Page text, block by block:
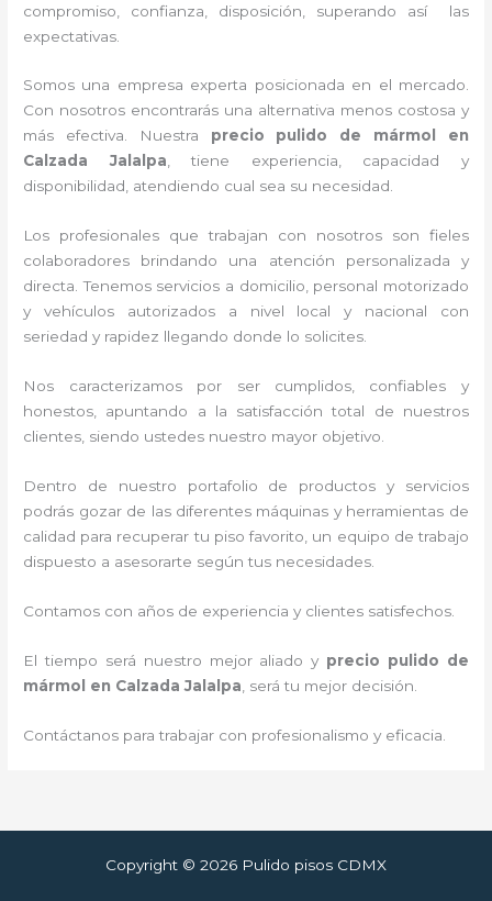
compromiso, confianza, disposición, superando así las
expectativas.
Somos una empresa experta posicionada en el mercado.
Con nosotros encontrarás una alternativa menos costosa y
más efectiva. Nuestra precio pulido de mármol
en
Calzada Jalalpa, tiene experiencia, capacidad y
disponibilidad, atendiendo cual sea su necesidad.
Los profesionales que trabajan con nosotros son fieles
colaboradores brindando una atención personalizada y
directa.Tenemos servicios a domicilio, personal motorizado
y vehículos autorizados a nivel local y nacional con
seriedad y rapidez llegando donde lo solicites.
Nos caracterizamos por ser cumplidos, confiables y
honestos, apuntando a la satisfacción total de nuestros
clientes, siendo ustedes nuestro mayor objetivo.
Dentro de nuestro portafolio de productos y servicios
podrás gozar de las diferentes máquinas y herramientas de
calidad para recuperar tu piso favorito, un equipo de trabajo
dispuesto a asesorarte según tus necesidades.
Contamos con años de experiencia y clientes satisfechos.
El tiempo será nuestro mejor aliado y precio pulido de
mármol
en Calzada Jalalpa , será tu mejor decisión.
Contáctanos para trabajar con profesionalismo y eficacia.
Copyright © 2026 Pulido pisos CDMX